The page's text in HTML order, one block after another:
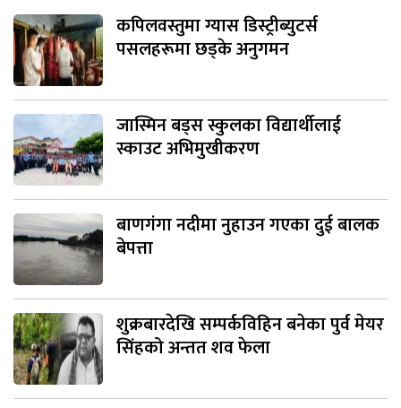
कपिलवस्तुमा ग्यास डिस्ट्रीब्युटर्स
पसलहरूमा छड्के अनुगमन
जास्मिन बड्स स्कुलका विद्यार्थीलाई
स्काउट अभिमुखीकरण
बाणगंगा नदीमा नुहाउन गएका दुई बालक
बेपत्ता
शुक्रबारदेखि सम्पर्कविहिन बनेका पुर्व मेयर
सिंहको अन्तत शव फेला